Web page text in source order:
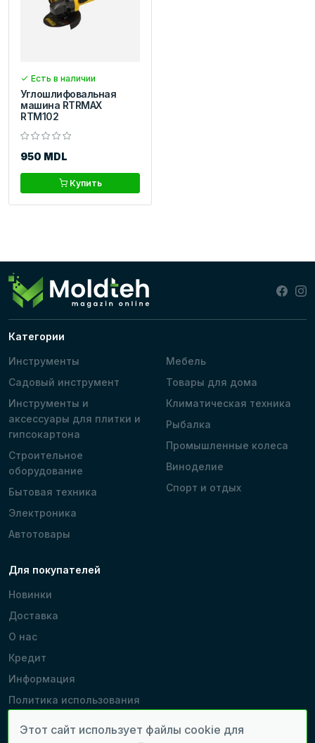
Есть в наличии
Углошлифовальная
машина RTRMAX
RTM102
950 MDL
Купить
Категории
Инструменты
Садовый инструмент
Инструменты и
аксессуары для плитки и
гипсокартона
Строительное
оборудование
Бытовая техника
Электроника
Автотовары
Мебель
Товары для дома
Климатическая техника
Рыбалка
Промышленные колеса
Виноделие
Спорт и отдых
Для покупателей
Новинки
Доставка
О нас
Кредит
Информация
Политика использования
cookie
Производители
Этот сайт использует файлы cookie для